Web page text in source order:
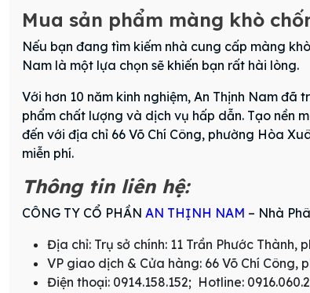
Mua sản phẩm màng khò
Nếu bạn đang tìm kiếm nhà cung cấp màng
Nam là một lựa chọn sẽ khiến bạn rất hài lòng.
Với hơn 10 năm kinh nghiệm, An Thịnh Nam
phẩm chất lượng và dịch vụ hấp dẫn. Tạo nền
đến với địa chỉ 66 Võ Chí Công, phường Hòa
miễn phí.
Thông tin liên hệ:
CÔNG TY CỔ PHẦN AN THỊNH NAM – Nhà
Địa chỉ: Trụ sở chính: 11 Trần Phước
VP giao dịch & Cửa hàng: 66 Võ Chí
Điện thoại: 0914.158.152; Hotline: